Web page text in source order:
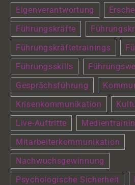
Eigenverantwortung
Führungskräfte
Führungskräftetrainings
Führungsskills
Gesprächsführung
Krisenkommunikation
Live-Auftritte
Mitarbeiterkommunikation
Nachwuchsgewinnung
Psychologische Sicherheit